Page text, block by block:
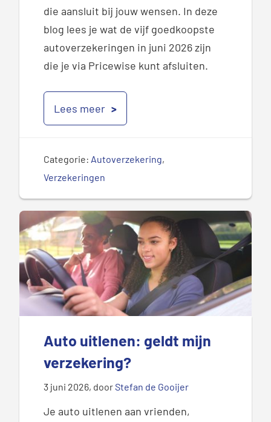
die aansluit bij jouw wensen. In deze
blog lees je wat de vijf goedkoopste
autoverzekeringen in juni 2026 zijn
die je via Pricewise kunt afsluiten.
Lees meer
Categorie: Autoverzekering,
Verzekeringen
Auto uitlenen: geldt mijn
verzekering?
3 juni 2026, doorStefan de Gooijer
Je auto uitlenen aan vrienden,